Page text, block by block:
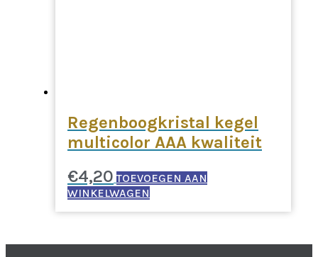
Regenboogkristal kegel
multicolor AAA kwaliteit
€4,20 TOEVOEGEN AAN
WINKELWAGEN